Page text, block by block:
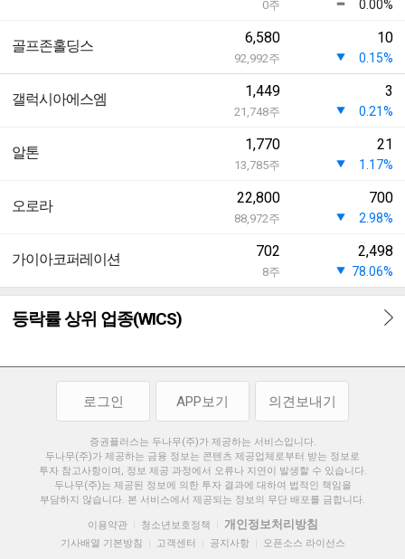
0주 0.00%
골프존홀딩스 6,580
92,992주
10
0.15%
갤럭시아에스엠 1,449
21,748주
3
0.21%
알톤 1,770
13,785주
21
1.17%
오로라 22,800
88,972주
700
2.98%
가이아코퍼레이션 702
8주
2,498
78.06%
등락률 상위 업종(WICS)
로그인 APP보기 의견보내기
증권플러스는 두나무(주)가 제공하는 서비스입니다.
두나무(주)가 제공하는 금융 정보는 콘텐츠 제공업체로부터 받는 정보로
투자 참고사항이며, 정보 제공 과정에서 오류나 지연이 발생할 수 있습니다.
두나무(주)는 제공된 정보에 의한 투자 결과에 대하여 법적인 책임을
부담하지 않습니다. 본 서비스에서 제공되는 정보의 무단 배포를 금합니다.
이용약관 청소년보호정책 개인정보처리방침
기사배열 기본방침 고객센터 공지사항 오픈소스 라이선스